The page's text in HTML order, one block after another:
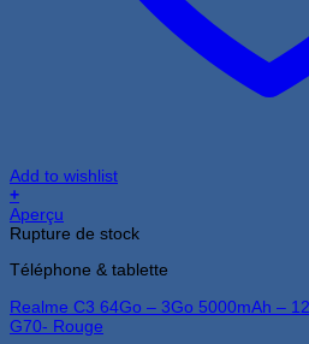
Add to wishlist
+
Aperçu
Rupture de stock
Téléphone & tablette
Realme C3 64Go – 3Go 5000mAh –
G70- Rouge